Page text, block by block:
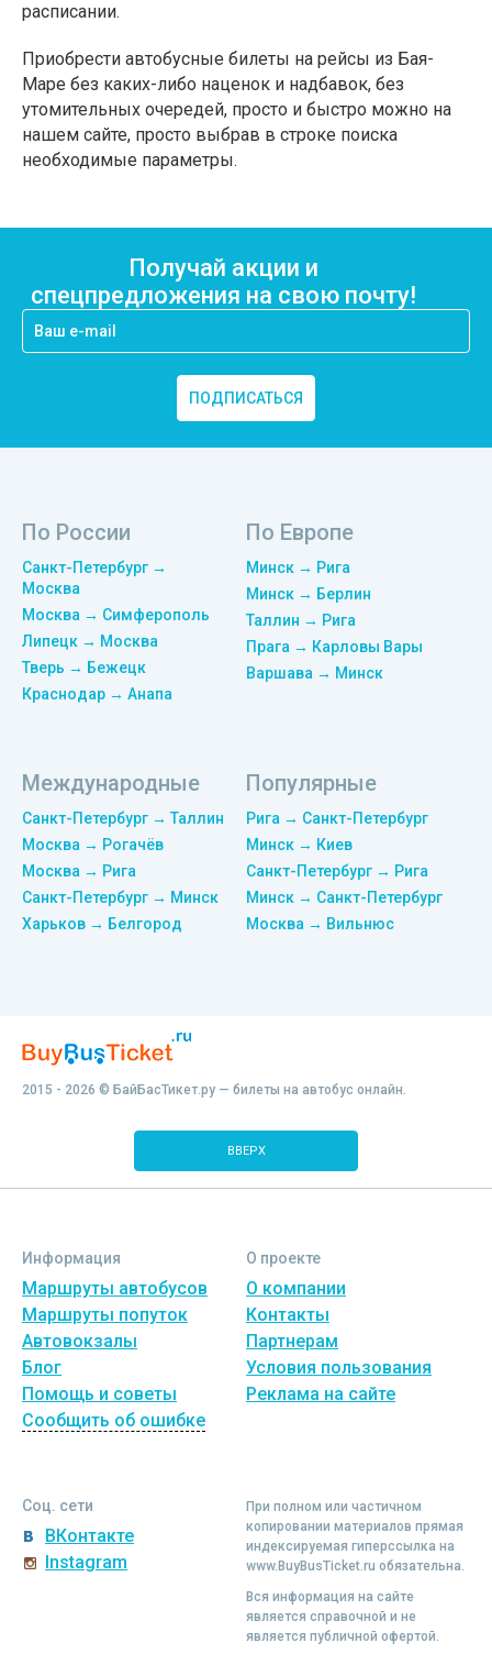
расписании.
Приобрести автобусные билеты на рейсы из Бая-
Маре без каких-либо наценок и надбавок, без
утомительных очередей, просто и быстро можно на
нашем сайте, просто выбрав в строке поиска
необходимые параметры.
Получай акции и
спецпредложения на свою почту!
ПОДПИСАТЬСЯ
По России
Санкт-Петербург →
Москва
Москва → Симферополь
Липецк → Москва
Тверь → Бежецк
Краснодар → Анапа
По Европе
Минск → Рига
Минск → Берлин
Таллин → Рига
Прага → Карловы Вары
Варшава → Минск
Международные
Санкт-Петербург → Таллин
Москва → Рогачёв
Москва → Рига
Санкт-Петербург → Минск
Харьков → Белгород
Популярные
Рига → Санкт-Петербург
Минск → Киев
Санкт-Петербург → Рига
Минск → Санкт-Петербург
Москва → Вильнюс
2015 - 2026 © БайБасТикет.ру — билеты на автобус онлайн.
ВВЕРХ
Информация
Маршруты автобусов
Маршруты попуток
Автовокзалы
Блог
Помощь и советы
Сообщить об ошибке
О проекте
О компании
Контакты
Партнерам
Условия пользования
Реклама на сайте
Соц. сети
ВКонтакте
Instagram
При полном или частичном
копировании материалов прямая
индексируемая гиперссылка на
www.BuyBusTicket.ru обязательна.
Вся информация на сайте
является справочной и не
является публичной офертой.